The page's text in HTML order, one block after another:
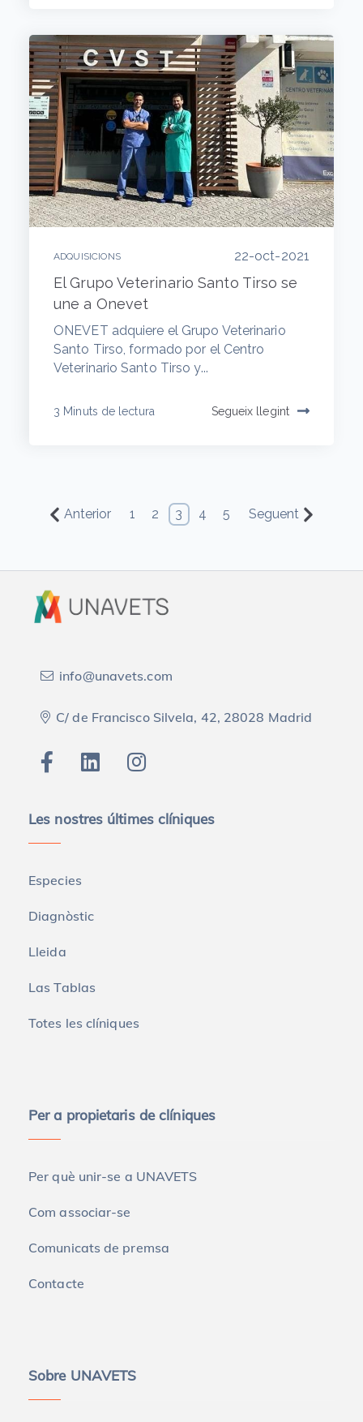
ADQUISICIONS 22-oct-2021
El Grupo Veterinario Santo Tirso se
une a Onevet
ONEVET adquiere el Grupo Veterinario
Santo Tirso, formado por el Centro
Veterinario Santo Tirso y...
3 Minuts de lectura Segueix llegint
Anterior 1 2 3 4 5 Seguent
info@unavets.com
C/ de Francisco Silvela, 42, 28028 Madrid
Les nostres últimes clíniques
Especies
Diagnòstic
Lleida
Las Tablas
Totes les clíniques
Per a propietaris de clíniques
Per què unir-se a UNAVETS
Com associar-se
Comunicats de premsa
Contacte
Sobre UNAVETS